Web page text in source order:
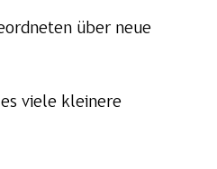
über neue
viele kleinere